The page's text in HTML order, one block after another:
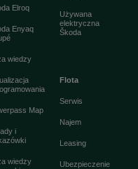
Elroq
Enyaq
wiedzy
Map
i
wiedzy
Używana
elektryczna
Škoda
Flota
Serwis
Najem
Leasing
Ubezpieczenie